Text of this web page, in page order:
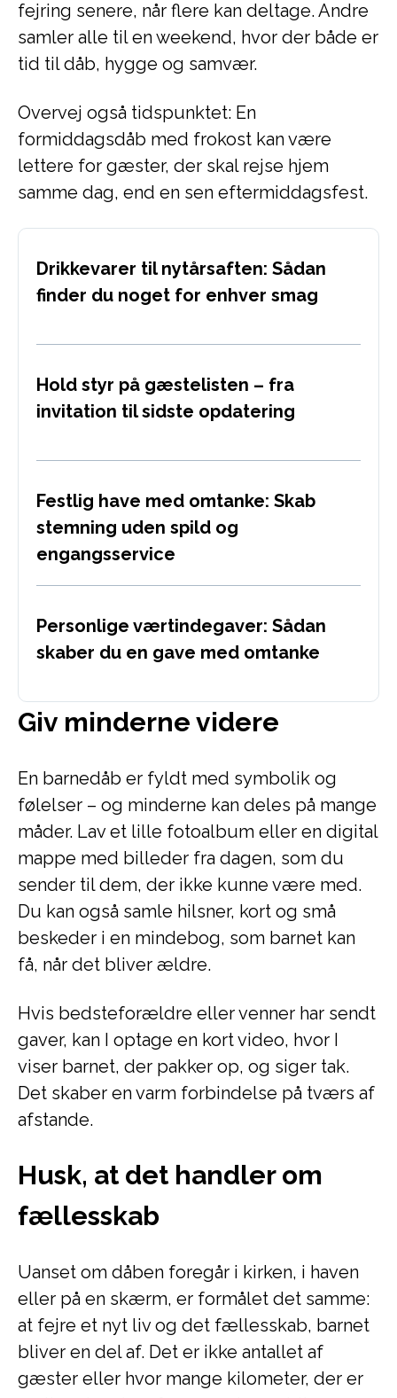
fejring senere, når flere kan deltage. Andre
samler alle til en weekend, hvor der både er
tid til dåb, hygge og samvær.
Overvej også tidspunktet: En
formiddagsdåb med frokost kan være
lettere for gæster, der skal rejse hjem
samme dag, end en sen eftermiddagsfest.
Drikkevarer til nytårsaften: Sådan
finder du noget for enhver smag
Hold styr på gæstelisten – fra
invitation til sidste opdatering
Festlig have med omtanke: Skab
stemning uden spild og
engangsservice
Personlige værtindegaver: Sådan
skaber du en gave med omtanke
Giv minderne videre
En barnedåb er fyldt med symbolik og
følelser – og minderne kan deles på mange
måder. Lav et lille fotoalbum eller en digital
mappe med billeder fra dagen, som du
sender til dem, der ikke kunne være med.
Du kan også samle hilsner, kort og små
beskeder i en mindebog, som barnet kan
få, når det bliver ældre.
Hvis bedsteforældre eller venner har sendt
gaver, kan I optage en kort video, hvor I
viser barnet, der pakker op, og siger tak.
Det skaber en varm forbindelse på tværs af
afstande.
Husk, at det handler om
fællesskab
Uanset om dåben foregår i kirken, i haven
eller på en skærm, er formålet det samme:
at fejre et nyt liv og det fællesskab, barnet
bliver en del af. Det er ikke antallet af
gæster eller hvor mange kilometer, der er